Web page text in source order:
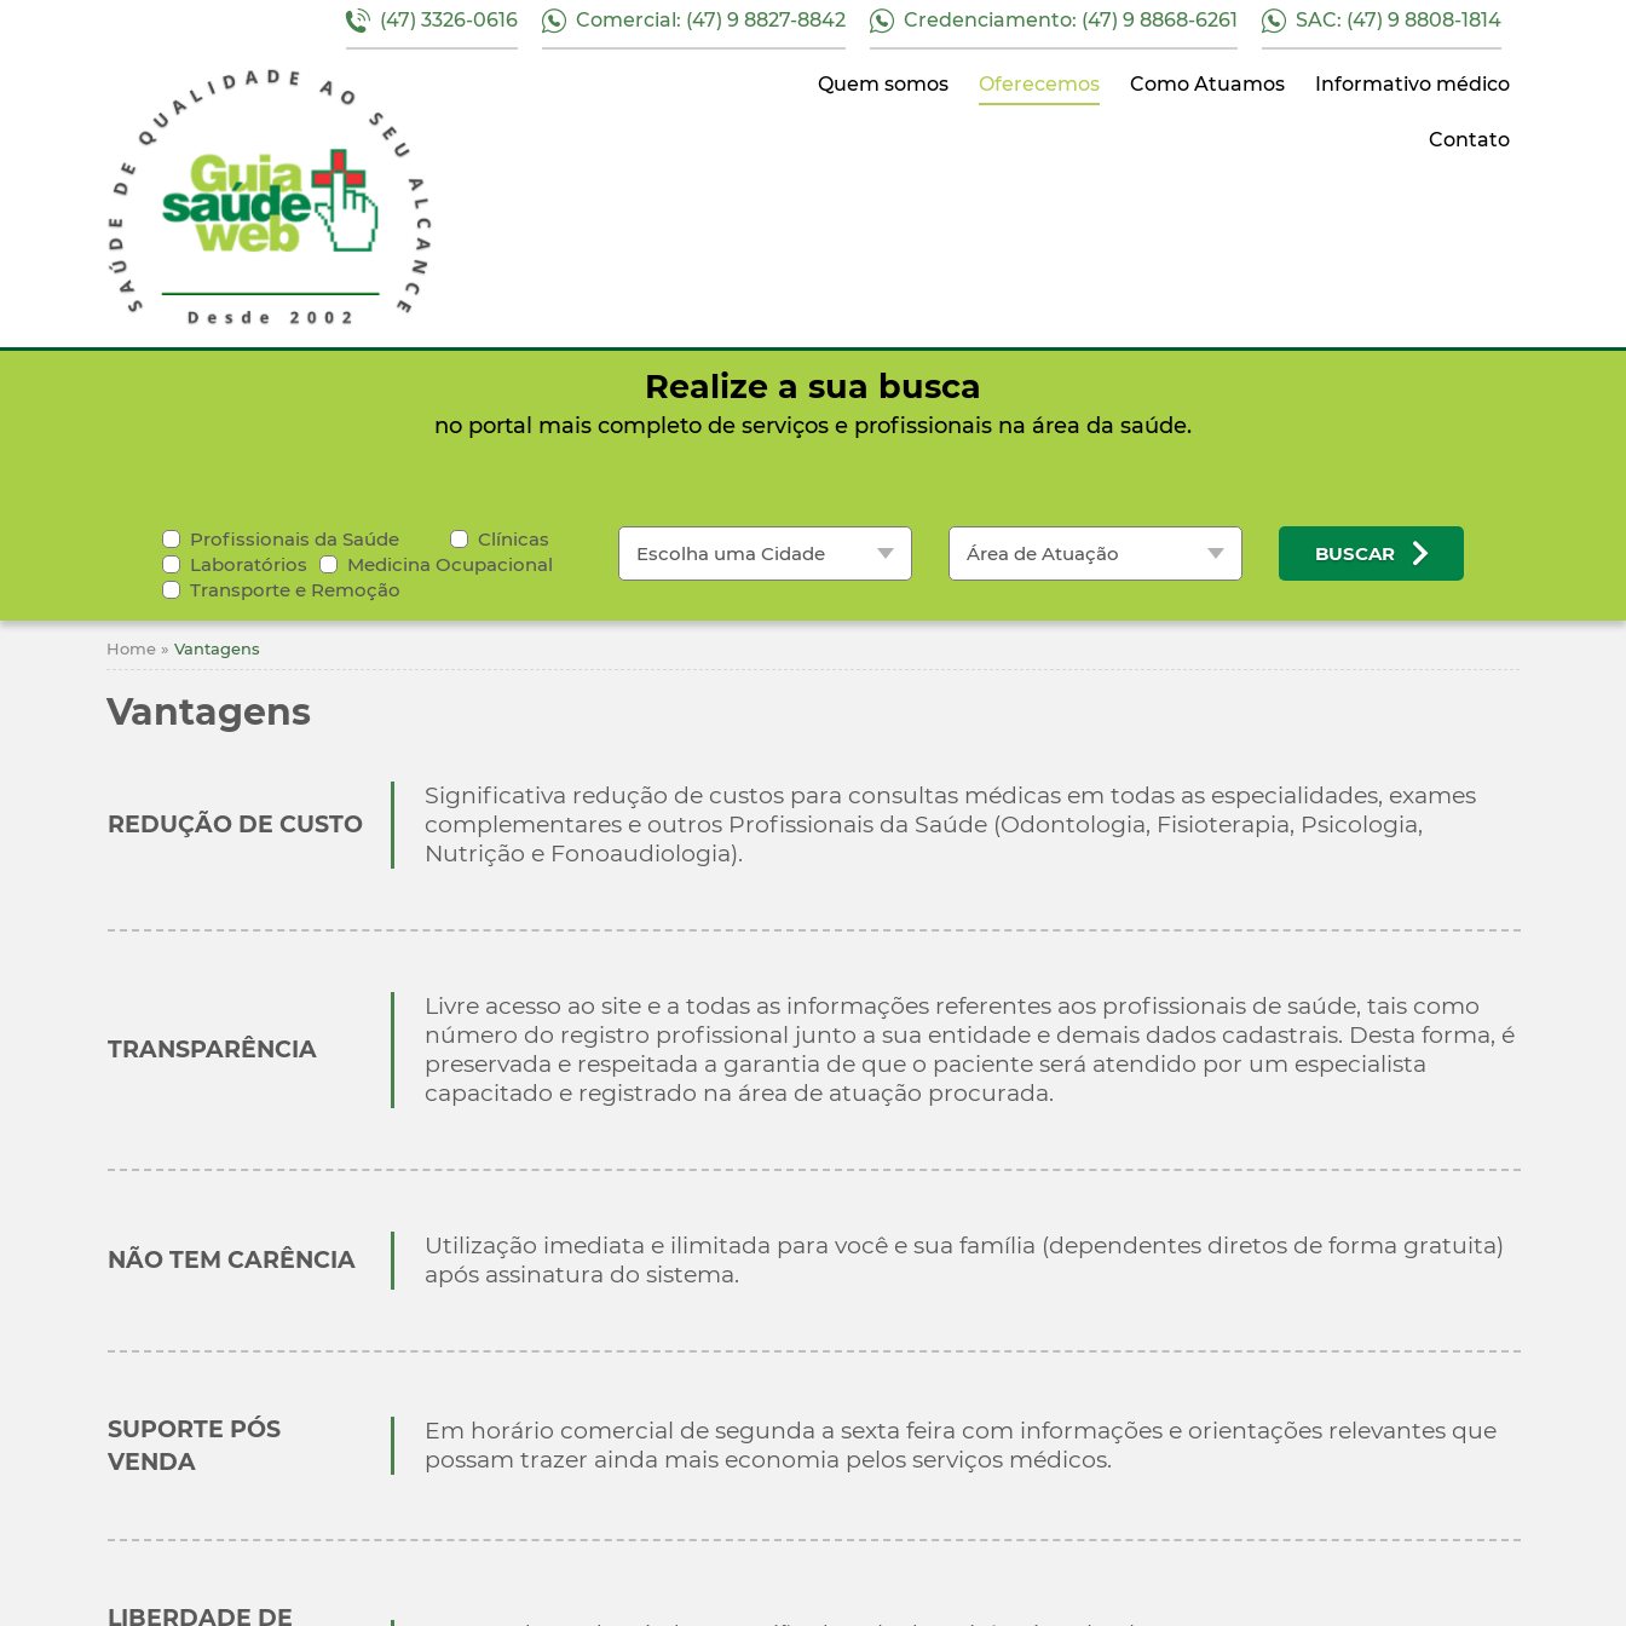
(47) 3326-0616 Comercial: (47) 9 8827-8842 Credenciamento: (47) 9 8868-6261 SAC: (47) 9 8808-1814
Quem somos Oferecemos Como Atuamos Informativo médico
Contato
Realize a sua busca
no portal mais completo de serviços e profissionais na área da saúde.
Profissionais da Saúde
Clínicas
Laboratórios
Medicina Ocupacional
Transporte e Remoção
Escolha uma Cidade Área de Atuação BUSCAR
Home » Vantagens
Vantagens
REDUÇÃO DE CUSTO
Significativa redução de custos para consultas médicas em todas as especialidades, exames
complementares e outros Profissionais da Saúde (Odontologia, Fisioterapia, Psicologia,
Nutrição e Fonoaudiologia).
TRANSPARÊNCIA
Livre acesso ao site e a todas as informações referentes aos profissionais de saúde, tais como
número do registro profissional junto a sua entidade e demais dados cadastrais. Desta forma, é
preservada e respeitada a garantia de que o paciente será atendido por um especialista
capacitado e registrado na área de atuação procurada.
NÃO TEM CARÊNCIA
Utilização imediata e ilimitada para você e sua família (dependentes diretos de forma gratuita)
após assinatura do sistema.
SUPORTE PÓS
VENDA
Em horário comercial de segunda a sexta feira com informações e orientações relevantes que
possam trazer ainda mais economia pelos serviços médicos.
LIBERDADE DE